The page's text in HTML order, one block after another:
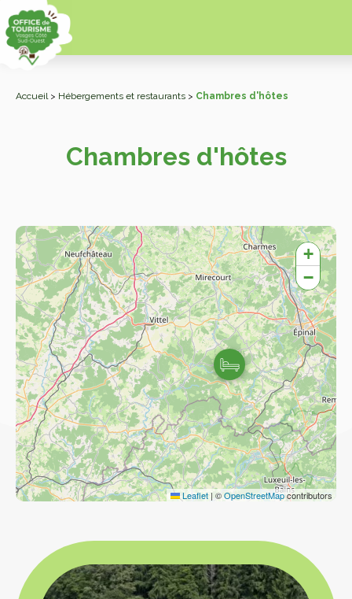
Accueil> Hébergements et restaurants > Chambres d'hôtes
Chambres d'hôtes
+
−
Leaflet | ©OpenStreetMapcontributors